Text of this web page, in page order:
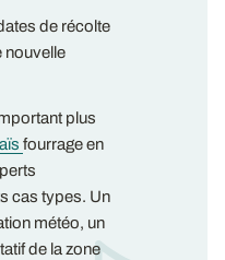
de récolte
nouvelle
plus
fourrage en
cas types. Un
météo, un
de la zone